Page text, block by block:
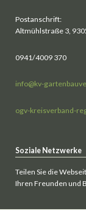
Postanschrift:
Altmühlstraße 3,
0941/4009 370
info@kv-
ogv-kreisverband-
Soziale Netzwerke
Teilen Sie die
Ihren Freunden und